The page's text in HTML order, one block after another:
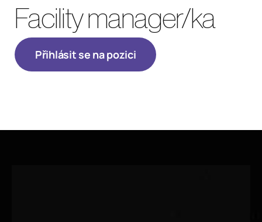
Facility manager/ka
Přihlásit se na pozici